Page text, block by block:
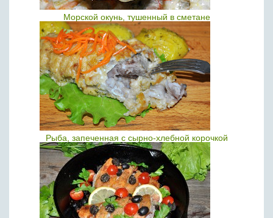
Морской окунь, тушенный в сметане
Рыба, запеченная с сырно-хлебной корочкой